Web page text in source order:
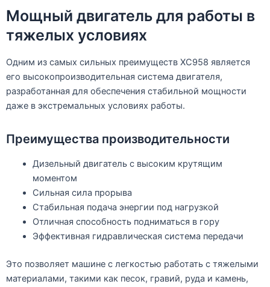
Мощный двигатель для работы в
тяжелых условиях
Одним из самых сильных преимуществ XC958 является
его высокопроизводительная система двигателя,
разработанная для обеспечения стабильной мощности
даже в экстремальных условиях работы.
Преимущества производительности
Дизельный двигатель с высоким крутящим
моментом
Сильная сила прорыва
Стабильная подача энергии под нагрузкой
Отличная способность подниматься в гору
Эффективная гидравлическая система передачи
Это позволяет машине с легкостью работать с тяжелыми
материалами, такими как песок, гравий, руда и камень,